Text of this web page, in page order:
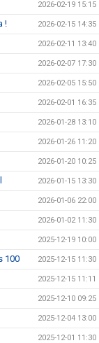
2026-02-19 15:15
! 2026-02-15 14:35
2026-02-11 13:40
2026-02-07 17:30
2026-02-05 15:50
2026-02-01 16:35
2026-01-28 13:10
2026-01-26 11:20
2026-01-20 10:25
2026-01-15 13:30
2026-01-06 22:00
2026-01-02 11:30
2025-12-19 10:00
100 2025-12-15 11:30
2025-12-15 11:11
2025-12-10 09:25
2025-12-04 13:00
2025-12-01 11:30